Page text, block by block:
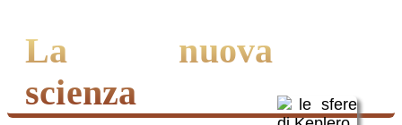
La nuova
scienza